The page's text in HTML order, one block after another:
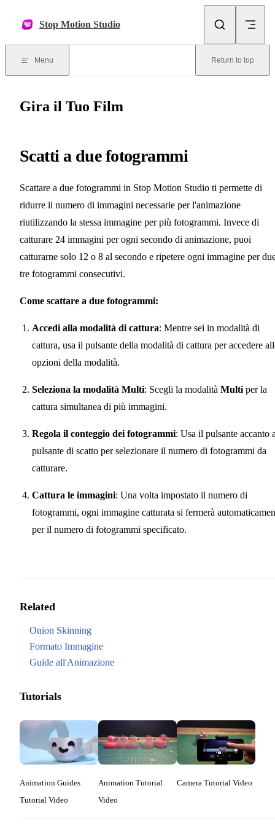
Stop Motion Studio
Menu Return to top
Gira il Tuo Film
Scatti a due fotogrammi
Scattare a due fotogrammi in Stop Motion Studio ti permette di
ridurre il numero di immagini necessarie per l'animazione
riutilizzando la stessa immagine per più fotogrammi. Invece di
catturare 24 immagini per ogni secondo di animazione, puoi
catturarne solo 12 o 8 al secondo e ripetere ogni immagine per
tre fotogrammi consecutivi.
Come scattare a due fotogrammi:
Accedi alla modalità di cattura: Mentre sei in modalità di
cattura, usa il pulsante della modalità di cattura per accedere
opzioni della modalità.
Seleziona la modalità Multi: Scegli la modalità Multi per la
cattura simultanea di più immagini.
Regola il conteggio dei fotogrammi: Usa il pulsante accanto
pulsante di scatto per selezionare il numero di fotogrammi da
catturare.
Cattura le immagini: Una volta impostato il numero di
fotogrammi, ogni immagine catturata si fermerà
per il numero di fotogrammi specificato.
Related
Onion Skinning
Formato Immagine
Guide all'Animazione
Tutorials
Animation Guides
Tutorial Video
Animation Tutorial
Video
Camera Tutorial Video